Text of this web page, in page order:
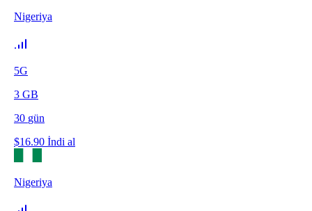
Nigeriya
5G
3 GB
30 gün
$16.90 İndi al
Nigeriya